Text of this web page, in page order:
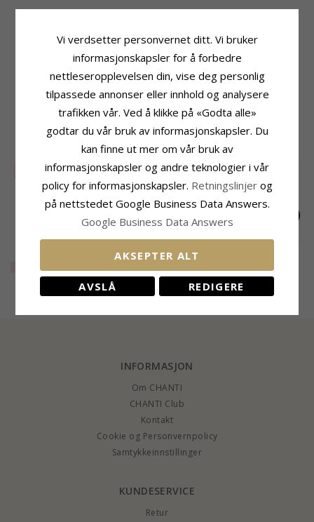
Billiige
Øredobber
Edelmetall:Sølv
Overflate:Stålbørstet
12,7 mm
Leveringstid
Leveringstid:Ca. 5-10 Hverdager
MEST POPULÆRE PRODUKTER I
KATEGORIEN
LIMITED 50%
forgylt messing -
LIMITED
Stjerne multifargede
gull med zirkon -
INFORMASJON
Om CHANTI
CHANTI Club
Kontakt
Cookie og Personvernpolicy
Samtykkeinnstillinger
KUNDESERVICE
Retur
Vi verdsetter personvernet ditt. Vi bruker
informasjonskapsler for å forbedre
nettleseropplevelsen din, vise deg personlig
tilpassede annonser eller innhold og analysere
trafikken vår. Ved å klikke på «Godta alle»
godtar du vår bruk av informasjonskapsler. Du
kan finne ut mer om vår bruk av
informasjonskapsler og andre teknologier i vår
policy for informasjonskapsler. Retningslinjer og
på nettstedet Google Business Data Answers.
Google Business Data Answers
AKSEPTER ALT
AVSLÅ REDIGERE